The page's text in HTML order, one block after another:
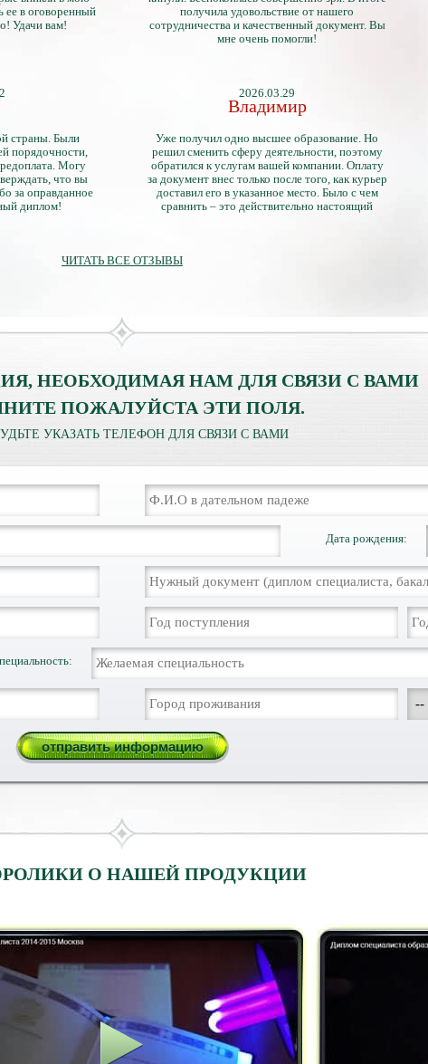
ее в оговоренный
Удачи вам!
получила удовольствие от нашего
сотрудничества и качественный документ. Вы
мне очень помогли!
страны. Были
порядочности,
Могу
что вы
за оправданное
диплом!
2026.03.29
Владимир
Уже получил одно высшее образование. Но
решил сменить сферу деятельности, поэтому
обратился к услугам вашей компании. Оплату
за документ внес только после того, как курьер
доставил его в указанное место. Было с чем
сравнить – это действительно настоящий
ЧИТАТЬ ВСЕ ОТЗЫВЫ
НЕОБХОДИМАЯ НАМ ДЛЯ СВЯЗИ С ВАМИ
ПОЖАЛУЙСТА ЭТИ ПОЛЯ.
УКАЗАТЬ ТЕЛЕФОН ДЛЯ СВЯЗИ С ВАМИ
Дата рождения:
О НАШЕЙ ПРОДУКЦИИ